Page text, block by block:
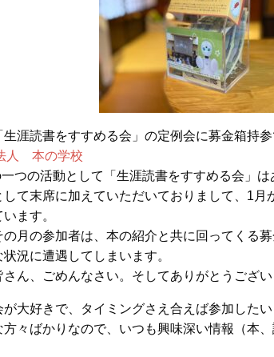
生涯読書をすすめる会」の定例会に募金箱持参
人 本の学校
つの活動として「生涯読書をすすめる会」は
して末席に加えていただいておりまして、1
ます。
の月の参加者は、本の紹介と共に回ってくる
状況に遭遇してしまいます。
ん、ごめんなさい。そしてありがとうござい
大好きで、タイミングさえ合えば参加したい
方々ばかりなので、いつも興味深い情報（本